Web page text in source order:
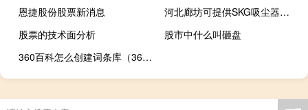
恩捷股份股票新消息
河北廊坊可提供SKG吸尘器维修服务地址在哪
股票的技术面分析
股市中什么叫砸盘
360百科怎么创建词条库（360百科怎么创建词条）